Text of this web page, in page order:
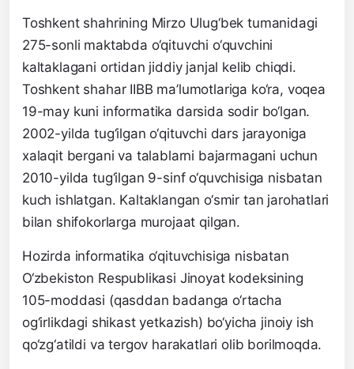
Toshkent shahrining Mirzo Ulug‘bek tumanidagi
275-sonli maktabda o‘qituvchi o‘quvchini
kaltaklagani ortidan jiddiy janjal kelib chiqdi.
Toshkent shahar IIBB ma’lumotlariga ko‘ra, voqea
19-may kuni informatika darsida sodir bo‘lgan.
2002-yilda tug‘ilgan o‘qituvchi dars jarayoniga
xalaqit bergani va talablarni bajarmagani uchun
2010-yilda tug‘ilgan 9-sinf o‘quvchisiga nisbatan
kuch ishlatgan. Kaltaklangan o‘smir tan jarohatlari
bilan shifokorlarga murojaat qilgan.
Hozirda informatika o‘qituvchisiga nisbatan
O‘zbekiston Respublikasi Jinoyat kodeksining
105-moddasi (qasddan badanga o‘rtacha
og‘irlikdagi shikast yetkazish) bo‘yicha jinoiy ish
qo‘zg‘atildi va tergov harakatlari olib borilmoqda.